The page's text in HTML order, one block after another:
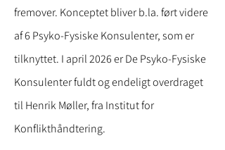
fremover. Konceptet bliver b.la. ført videre
af 6 Psyko-Fysiske Konsulenter, som er
tilknyttet. I april 2026 er De Psyko-Fysiske
Konsulenter fuldt og endeligt overdraget
til Henrik Møller, fra Institut for
Konflikthåndtering.